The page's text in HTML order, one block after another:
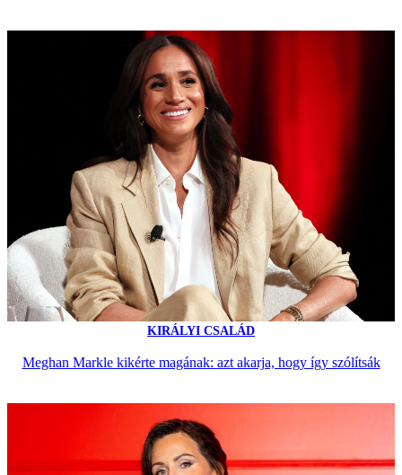
KIRÁLYI CSALÁD
Meghan Markle kikérte magának: azt akarja, hogy így szólítsák